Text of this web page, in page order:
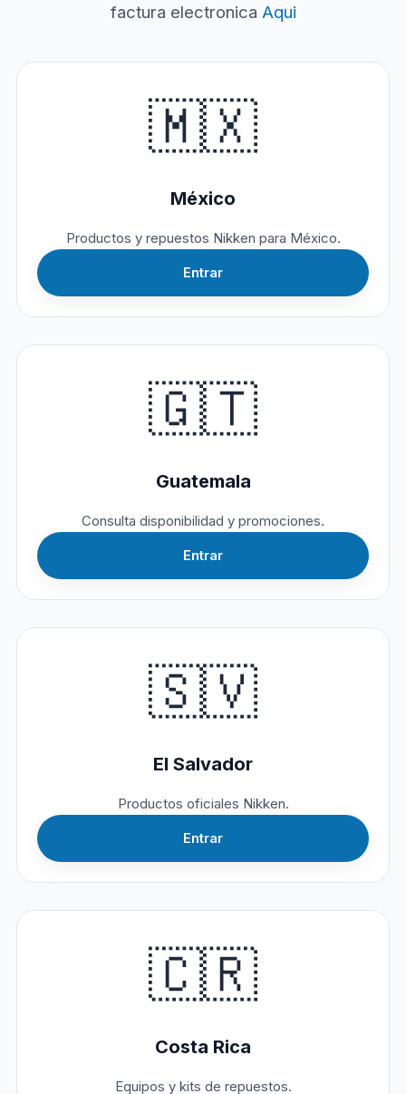
factura electronica Aqui
🇲🇽
México
Productos y repuestos Nikken para México.
Entrar
🇬🇹
Guatemala
Consulta disponibilidad y promociones.
Entrar
🇸🇻
El Salvador
Productos oficiales Nikken.
Entrar
🇨🇷
Costa Rica
Equipos y kits de repuestos.